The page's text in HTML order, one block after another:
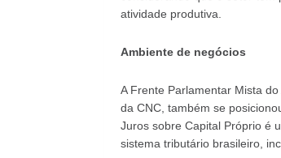
atividade produtiva.
Ambiente de negócios
A Frente Parlamentar Mista
da CNC, também se
Juros sobre Capital Próprio é
sistema tributário brasileiro,